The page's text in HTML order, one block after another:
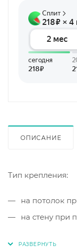
ОПИСАНИЕ
Тип крепления:
на потолок
на стену при